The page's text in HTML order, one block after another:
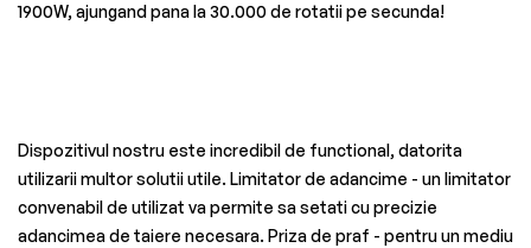
1900W, ajungand pana la 30.000 de rotatii pe secunda!
Dispozitivul nostru este incredibil de functional, datorita
utilizarii multor solutii utile. Limitator de adancime - un limitator
convenabil de utilizat va permite sa setati cu precizie
adancimea de taiere necesara. Priza de praf - pentru un mediu